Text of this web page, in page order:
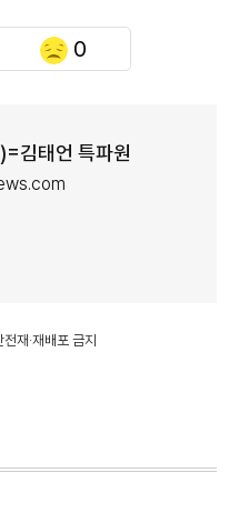
0
김태언 특파원
재·재배포 금지